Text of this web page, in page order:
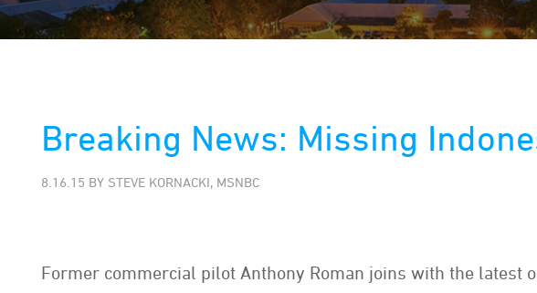
Breaking News: Missing
8.16.15 BY STEVE KORNACKI, MSNBC
Former commercial pilot Anthony Roman joins with the latest